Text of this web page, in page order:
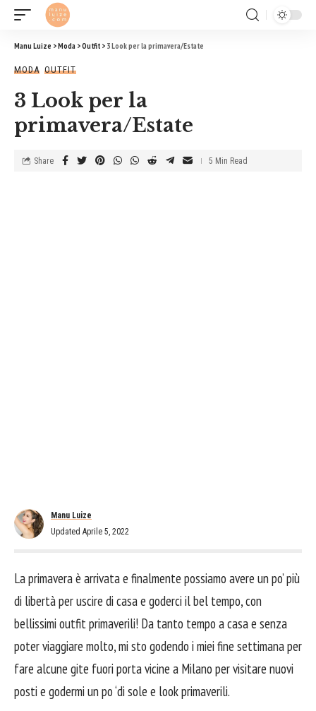
Manu Luize >Moda >Outfit > 3 Look per la primavera/Estate
MODA OUTFIT
3 Look per la
primavera/Estate
Manu Luize
Updated Aprile 5, 2022
Share 5 Min Read
La primavera è arrivata e finalmente possiamo avere un po’ più
di libertà per uscire di casa e goderci il bel tempo, con
bellissimi outfit primaverili! Da tanto tempo a casa e senza
poter viaggiare molto, mi sto godendo i miei fine settimana per
fare alcune gite fuori porta vicine a Milano per visitare nuovi
posti e godermi un po ‘di sole e look primaverili.